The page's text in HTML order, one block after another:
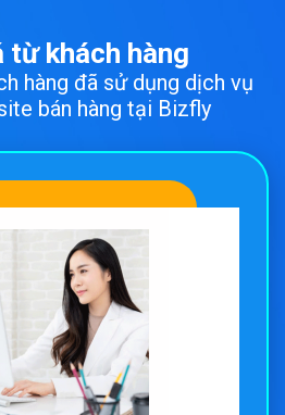
từ khách hàng
hàng đã sử dụng dịch vụ
bán hàng tại Bizfly